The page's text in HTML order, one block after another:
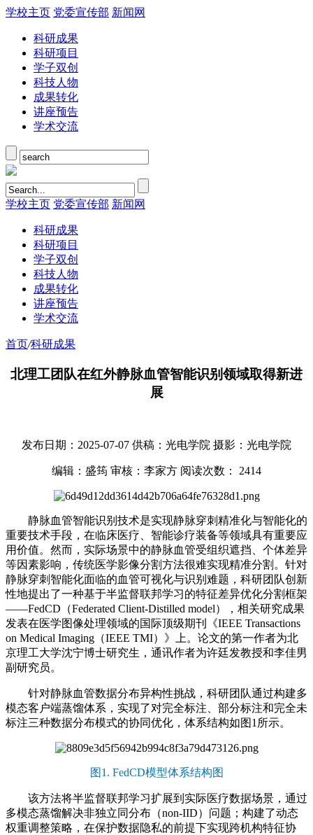
学校主页 党委宣传部 新闻网
科研成果
科研项目
学子双创
科技人物
成果转化
讲座预告
学术交流
学校主页 党委宣传部 新闻网
科研成果
科研项目
学子双创
科技人物
成果转化
讲座预告
学术交流
首页/科研成果
北理工团队在红外静脉血管智能识别领域取得新进
展
发布日期：2025-07-07 供稿：光电学院 摄影：光电学院
编辑：盛筠 审核：李家方 阅读次数： 2414
静脉血管智能识别技术是实现静脉穿刺精准化与智能化的
重要技术手段，在临床医疗、智能诊疗装备等领域具有重要应
用价值。然而，实际场景中的静脉血管受组织遮挡、个体差异
等因素影响，传统医学影像分割方法很难实现精准分割。针对
静脉穿刺智能化面临的血管可视化与识别难题，科研团队创新
性地提出了一种基于半监督联邦学习的特征差异优化分割框架
——FedCD（Federated Client-Distilled model），相关研究成果
发表在医学图像处理领域的国际顶级期刊《IEEE Transactions
on Medical Imaging（IEEE TMI）》上。论文的第一作者为北
京理工大学沈宁博士研究生，通讯作者为许廷发教授和李佳男
副研究员。
针对静脉血管数据分布异构性挑战，科研团队通过构建多
模态客户端蒸馏体系，实现了对完全标注、部分标注和完全未
标注三种数据分布模式的协同优化，体系结构如图1所示。
图1. FedCD模型体系结构图
该方法将半监督联邦学习扩展到实际医疗数据场景，通过
多模态蒸馏解决非独立同分布（non-IID）问题；构建了动态
权重调整策略，在保护数据隐私的前提下实现跨机构特征协